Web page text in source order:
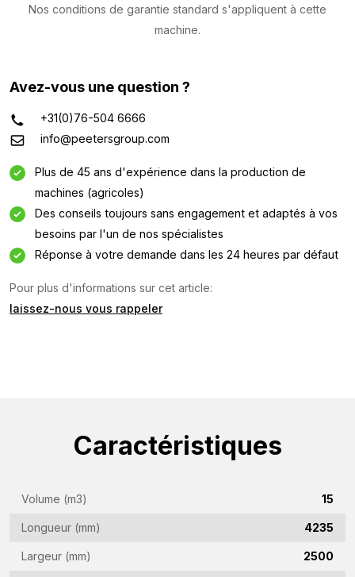
Nos conditions de garantie standard s'appliquent à cette
machine.
Avez-vous une question ?
+31(0)76-504 6666
info@peetersgroup.com
Plus de 45 ans d'expérience dans la production de
machines (agricoles)
Des conseils toujours sans engagement et adaptés à vos
besoins par l'un de nos spécialistes
Réponse à votre demande dans les 24 heures par défaut
Pour plus d'informations sur cet article:
laissez-nous vous rappeler
Caractéristiques
Volume (m3) 15
Longueur (mm) 4235
Largeur (mm) 2500
Demande d'information
(Required)
Adresse
mail
(Required)
Numéro